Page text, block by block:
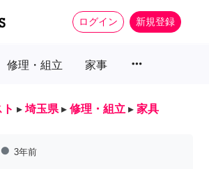
ログイン 新規登録
修理・組立 家事 more_horiz
▸ 埼玉県 ▸ 修理・組立 ▸ 家具
fiber_manual_record 3年前